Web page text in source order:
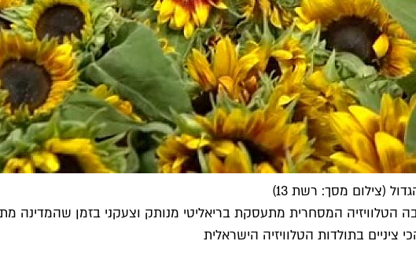
(צילום מסך: רשת 13)
המסחרית מתעסקת בריאליטי מנותק וצעקני בזמן שהמדינה
בתולדות הטלוויזיה הישראלית